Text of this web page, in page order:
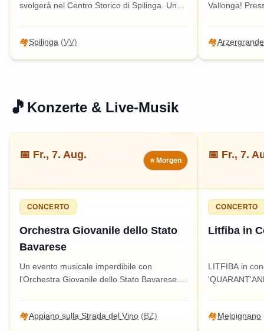
svolgerà nel Centro Storico di Spilinga. Un
attività per tutti.
🏘️Spilinga (VV)
Vallonga!
godere di
degustazione
🏘️Arzergrande
🎵 Konzerte & Live-Musik
📅 Fr., 7. Aug. ⭐ Morgen
CONCERTO
Orchestra Giovanile dello Stato
Bavarese
Un evento musicale imperdibile con
l'Orchestra Giovanile dello Stato Bavarese.
straordinarie.
🏘️Appiano sulla Strada del Vino (BZ)
📅 Fr., 7.
CONCERTO
Litfiba in
LITFIBA in
🏘️Melpignano